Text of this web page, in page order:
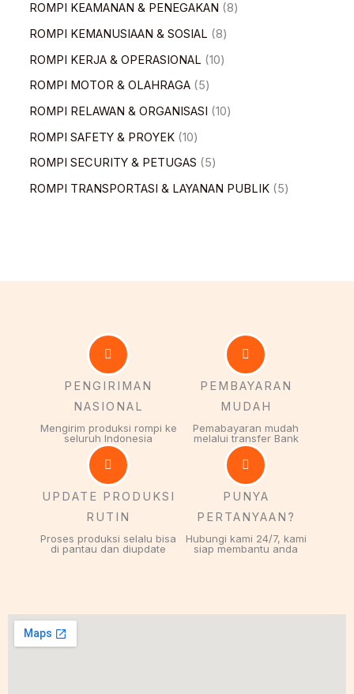
ROMPI KEAMANAN & PENEGAKAN
8
ROMPI KEMANUSIAAN & SOSIAL
8
ROMPI KERJA & OPERASIONAL
10
ROMPI MOTOR & OLAHRAGA
5
ROMPI RELAWAN & ORGANISASI
10
ROMPI SAFETY & PROYEK 10
ROMPI SECURITY & PETUGAS
5
ROMPI TRANSPORTASI & LAYANAN PUBLIK
5
PENGIRIMAN
NASIONAL
Mengirim produksi rompi ke
seluruh Indonesia
PEMBAYARAN
MUDAH
Pemabayaran mudah
melalui transfer Bank
UPDATE PRODUKSI
RUTIN
Proses produksi selalu bisa
di pantau dan diupdate
PUNYA
PERTANYAAN?
Hubungi kami 24/7, kami
siap membantu anda